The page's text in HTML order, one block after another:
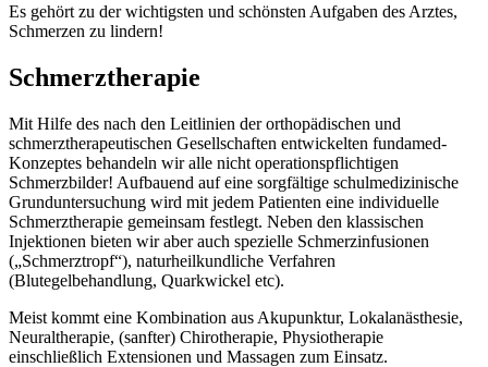
Es gehört zu der wichtigsten und schönsten Aufgaben des Arztes,
Schmerzen zu lindern!
Schmerztherapie
Mit Hilfe des nach den Leitlinien der orthopädischen und
schmerztherapeutischen Gesellschaften entwickelten fundamed-
Konzeptes behandeln wir alle nicht operationspflichtigen
Schmerzbilder! Aufbauend auf eine sorgfältige schulmedizinische
Grunduntersuchung wird mit jedem Patienten eine individuelle
Schmerztherapie gemeinsam festlegt. Neben den klassischen
Injektionen bieten wir aber auch spezielle Schmerzinfusionen
(„Schmerztropf“), naturheilkundliche Verfahren
(Blutegelbehandlung, Quarkwickel etc).
Meist kommt eine Kombination aus Akupunktur, Lokalanästhesie,
Neuraltherapie, (sanfter) Chirotherapie, Physiotherapie
einschließlich Extensionen und Massagen zum Einsatz.